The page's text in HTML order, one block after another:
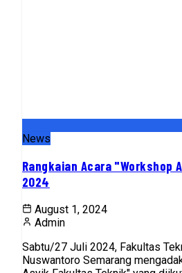
News
Rangkaian Acara "Workshop
2024
August 1, 2024
Admin
Sabtu/27 Juli 2024, Fakultas
Nuswantoro Semarang